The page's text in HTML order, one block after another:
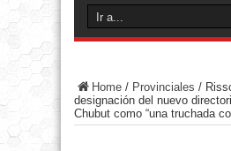
Home / Provinciales /
designación del nuevo
Chubut como “una truchada